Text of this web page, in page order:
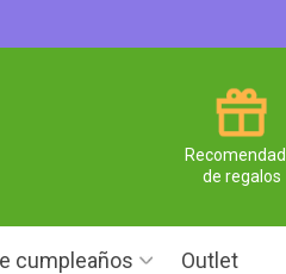
de regalos
cumpleaños Outlet